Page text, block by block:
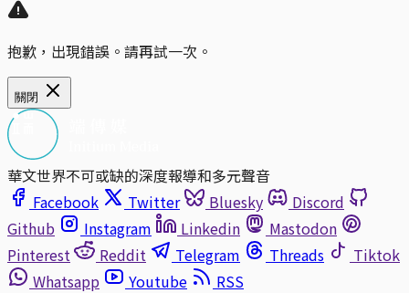
抱歉，出現錯誤。請再試一次。
關閉
華文世界不可或缺的深度報導和多元聲音
Facebook
Twitter Bluesky
Discord
Github
Instagram Linkedin
Mastodon
Pinterest
Reddit Telegram Threads
Tiktok
Whatsapp
Youtube
RSS